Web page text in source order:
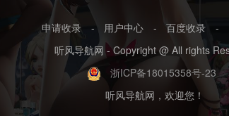
申请收录 - 用户中心 - 百度收录 -
听风导航网 - Copyright @ All rights
浙ICP备18015358号-23
听风导航网，欢迎您！